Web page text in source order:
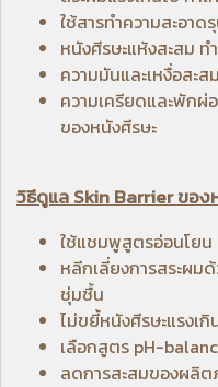
ใช้สารทำความสะอาด
หนังศีรษะแห้งสะสม ท
ความมันและเหงื่อสะ
ความเครียดและพักผ่
ของหนังศีรษะ
วิธีดูแล Skin Barrier ของ
ใช้แชมพูสูตรอ่อนโย
หลีกเลี่ยงการสระผ
ชุ่มชื้น
ไม่ขยี้หนังศีรษะแรง
เลือกสูตร pH-
ลดการสะสมของผลิต